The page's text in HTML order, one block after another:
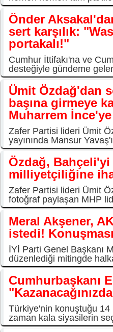
Önder
sert karşılık:
portakalı!"
Cumhur İttifakı'na ve
desteğiyle gündeme
Ümit Özdağ'dan
başına girmeye
Muharrem
Zafer Partisi lideri Ümit
yayınında Mansur
Özdağ,
milliyetçiliğine
Zafer Partisi lideri Ümit
fotoğraf paylaşan MHP
Meral Akşener,
istedi!
İYİ Parti Genel Başkanı
düzenlediği mitingde
Cumhurbaşkanı
Türkiye'nin konuştuğu 14
zaman kala siyasilerin